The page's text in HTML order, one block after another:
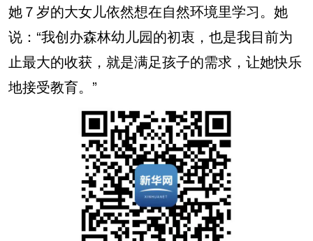
她７岁的大女儿依然想在自然环境里学习。她
说：“我创办森林幼儿园的初衷，也是我目前为
止最大的收获，就是满足孩子的需求，让她快乐
地接受教育。”